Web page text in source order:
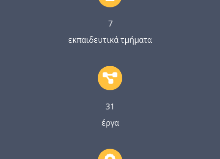
7
εκπαιδευτικά τμήματα
31
έργα